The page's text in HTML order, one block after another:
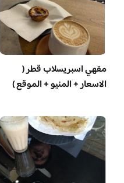
مقهي اسبريسلاب قطر (
الاسعار + المنيو + الموقع )